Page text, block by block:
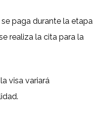
paga durante la etapa
realiza la cita para la
visa variará